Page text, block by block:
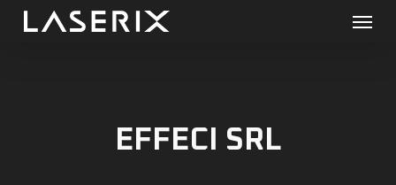
Skip
Menu
EFFECI SRL